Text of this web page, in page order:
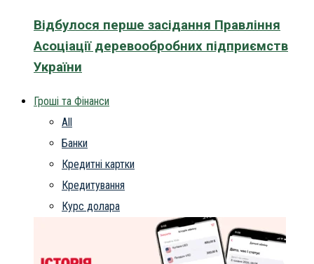
Відбулося перше засідання Правління
Асоціації деревообробних підприємств
України
Гроші та Фінанси
All
Банки
Кредитні картки
Кредитування
Курс долара